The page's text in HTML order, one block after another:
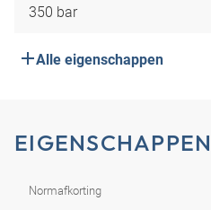
350 bar
Alle eigenschappen
EIGENSCHAPPEN
Normafkorting